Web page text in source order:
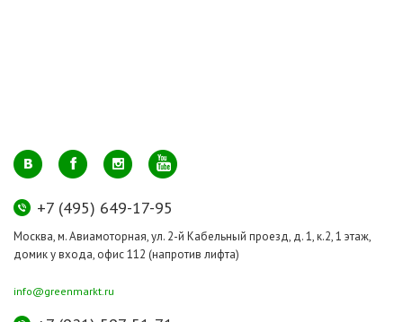
+7 (495) 649-17-95
Москва, м. Авиамоторная, ул. 2-й Кабельный проезд, д. 1, к.2, 1 этаж,
домик у входа, офис 112 (напротив лифта)
info@greenmarkt.ru